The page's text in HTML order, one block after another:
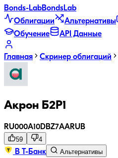
Bonds-LabBondsLab
Облигации
Альтернативы
Обучение
API Данные
Главная Скринер облигаций
Акрон Б2P1
RU000A10DBZ7AARUB
59 4
В Т-Банк Альтернативы